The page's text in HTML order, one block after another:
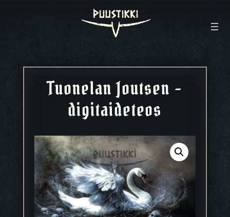
Tuonelan Joutsen –
digitaideteos